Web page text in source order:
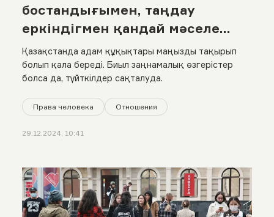
бостандығымен, таңдау
еркіндігмен қандай мәселе
болды? Жылдық статистикаға
шолу
Қазақстанда адам құқықтары маңызды тақырып
болып қала береді. Биыл заңнамалық өзгерістер
болса да, түйткілдер сақталуда.
Права человека Отношения
29.12.2024, 10:41